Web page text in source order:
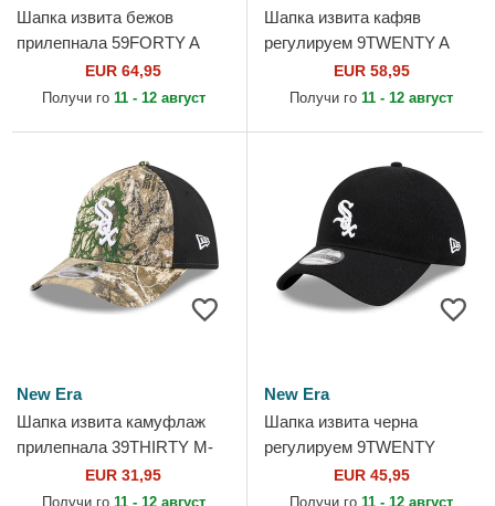
Шапка извита бежов
прилепнала 59FORTY A
Frame Leafy Palm на
Chicago White Sox MLB от
EUR 64,95
Получи го 11 - 12 август
Шапка извита кафяв
регулируем 9TWENTY A
Frame Wool Pinstripe на
Chicago White Sox MLB от
EUR 58,95
Получи го 11 - 12 август
New Era
Шапка извита камуфлаж
прилепнала 39THIRTY M-
Crown A Frame Realtree на
Chicago White Sox MLB от...
EUR 31,95
Получи го 11 - 12 август
New Era
Шапка извита черна
регулируем 9TWENTY
Merino Wool на Chicago
White Sox MLB от New Era
EUR 45,95
Получи го 11 - 12 август